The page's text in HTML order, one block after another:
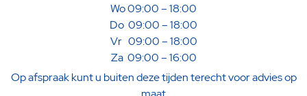
Wo 09:00 – 18:00
Do 09:00 – 18:00
Vr 09:00 – 18:00
Za 09:00 – 16:00
Op afspraak kunt u buiten deze tijden terecht voor advies op